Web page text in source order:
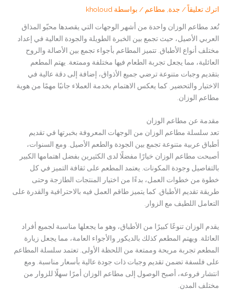
اترك تعليقاً / جدة مطاعم / بواسطة kholoud
تُعد مطاعم الوزان واحدة من أشهر الوجهات التي يقصدها محبّو المذاق
العربي الأصيل، حيث تجمع بين الخبرة الطويلة والجودة العالية في إعداد
مختلف أنواع الأطباق. تتميز المطاعم بأجواء تجمع بين الأصالة والروح
العائلية، مما يجعل تجربة الطعام فيها مختلفة وممتعة. يهتم المطعم
بتقديم وجبات متنوعة ترضي جميع الأذواق، إضافة إلى دقة عالية في
الاختيار والتحضير. كما يعكس الاهتمام بخدمة العملاء جانبًا مهمًا من هوية
مطاعم الوزان.
مقدمة عن مطاعم الوزان
تعد سلسلة مطاعم الوزان من الوجهات المعروفة بخبرتها في تقديم
أطباق عربية متنوعة تجمع بين الجودة والطعم الأصيل. ومع السنوات،
أصبحت مطاعم الوزان خيارًا مفضلًا لدى الكثيرين بفضل اهتمامها الكبير
بالتفاصيل وجودة المكونات. يعتمد المطعم على ثقافة التميز في كل
خطوة من خطوات العمل، بدءًا من اختيار المنتجات الطازجة وحتى
طريقة تقديم الأطباق. كما يتميز طاقم العمل فيه بالاحترافية والقدرة على
التعامل اللطيف مع الزوار.
يقدم الوزان تنوعًا كبيرًا من الأطباق، وهو ما يجعلها مناسبة لجميع أفراد
العائلة. ويهتم المطعم كذلك بالديكور والأجواء العامة، مما يجعل زيارة
المطعم تجربة مريحة وممتعة من اللحظة الأولى. تعتمد سلسلة المطاعم
على فلسفة تضمن تقديم وجبات ذات جودة عالية بأسعار مناسبة. ومع
انتشار فروعه، أصبح الوصول إلى مطاعم الوزان أمرًا سهلًا للزوار من
مختلف المدن.